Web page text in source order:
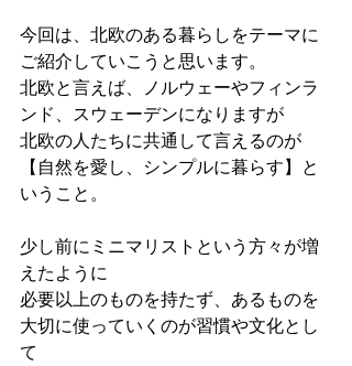
今回は、北欧のある暮らしをテーマに
ご紹介していこうと思います。
北欧と言えば、ノルウェーやフィンラ
ンド、スウェーデンになりますが
北欧の人たちに共通して言えるのが
【自然を愛し、シンプルに暮らす】と
いうこと。
少し前にミニマリストという方々が増
えたように
必要以上のものを持たず、あるものを
大切に使っていくのが習慣や文化とし
て